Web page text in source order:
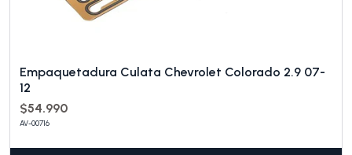
Empaquetadura Culata Chevrolet Colorado 2.9 07-
12
$54.990
AV-00716